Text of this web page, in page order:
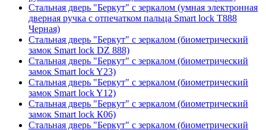
Стальная дверь "Беркут" с зеркалом (умная электронная
дверная ручка с отпечатком пальца Smart lock T888
Черная)
Стальная дверь "Беркут" с зеркалом (биометрический
замок Smart lock DZ 888)
Стальная дверь "Беркут" с зеркалом (биометрический
замок Smart lock Y23)
Стальная дверь "Беркут" с зеркалом (биометрический
замок Smart lock Y12)
Стальная дверь "Беркут" с зеркалом (биометрический
замок Smart lock К06)
Стальная дверь "Беркут" с зеркалом (биометрический